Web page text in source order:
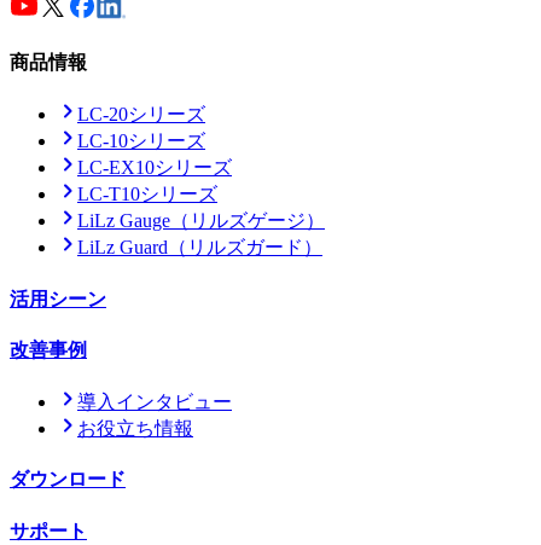
商品情報
LC-20シリーズ
LC-10シリーズ
LC-EX10シリーズ
LC-T10シリーズ
LiLz Gauge （リルズゲージ）
LiLz Guard （リルズガード）
活用シーン
改善事例
導入インタビュー
お役立ち情報
ダウンロード
サポート